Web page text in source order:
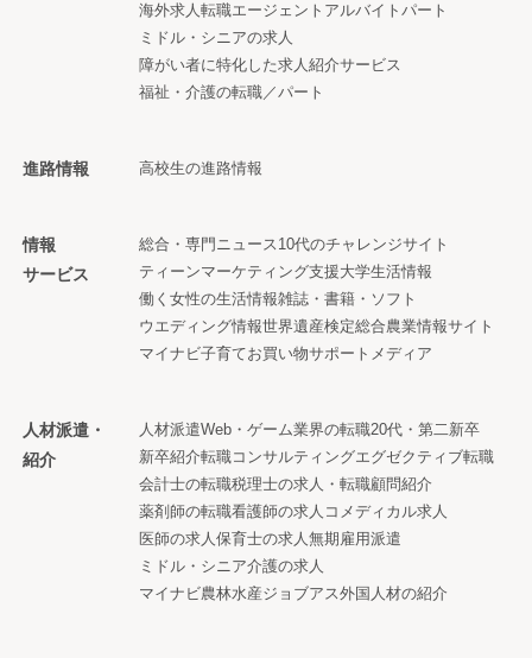
海外求人転職エージェント アルバイト パート
ミドル・シニアの求人
障がい者に特化した求人紹介サービス
福祉・介護の転職／パート
進路情報 高校生の進路情報
情報
サービス
総合・専門ニュース10代のチャレンジサイト
ティーンマーケティング支援大学生活情報
働く女性の生活情報雑誌・書籍・ソフト
ウエディング情報世界遺産検定総合農業情報サイト
マイナビ子育てお買い物サポートメディア
人材派遣・
紹介
人材派遣Web・ゲーム業界の転職20代・第二新卒
新卒紹介転職コンサルティングエグゼクティブ転職
会計士の転職税理士の求人・転職顧問紹介
薬剤師の転職看護師の求人 コメディカル求人
医師の求人保育士の求人無期雇用派遣
ミドル・シニア介護の求人
マイナビ農林水産ジョブアス外国人材の紹介